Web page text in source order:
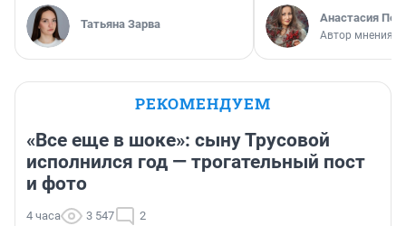
Татьяна Зарва Анастасия
Автор мнения
РЕКОМЕНДУЕМ
«Все еще в шоке»: сыну Трусовой
исполнился год — трогательный пост
и фото
4 часа 3 547 2